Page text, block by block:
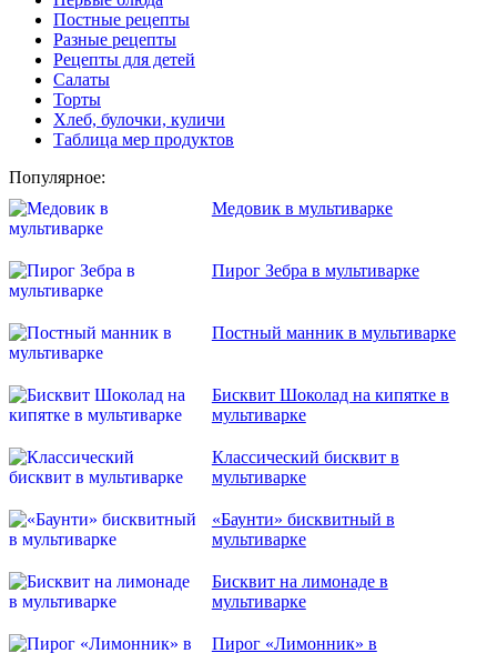
Постные рецепты
Разные рецепты
Рецепты для детей
Салаты
Торты
Хлеб, булочки, куличи
Таблица мер продуктов
Популярное:
Медовик в мультиварке
Пирог Зебра в мультиварке
Постный манник в мультиварке
Бисквит Шоколад на кипятке в
мультиварке
Классический бисквит в
мультиварке
«Баунти» бисквитный в
мультиварке
Бисквит на лимонаде в
мультиварке
Пирог «Лимонник» в